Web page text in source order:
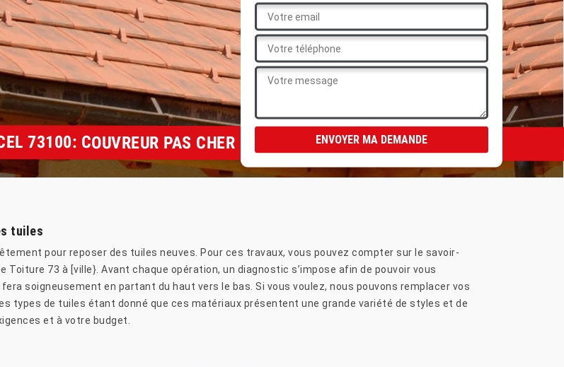
73100: COUVREUR PAS CHER
tuiles
pour reposer des tuiles neuves. Pour ces travaux, vous pouvez compter sur le savoir-
Toiture 73 à [ville}. Avant chaque opération, un diagnostic s’impose afin de pouvoir vous
soigneusement en partant du haut vers le bas. Si vous voulez, nous pouvons remplacer vos
types de tuiles étant donné que ces matériaux présentent une grande variété de styles et de
et à votre budget.